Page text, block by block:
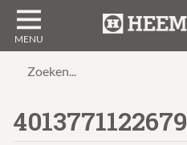
Zoeken...
4013771122679